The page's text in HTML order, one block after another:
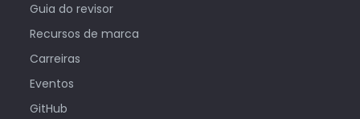
Guia do revisor
Recursos de marca
Carreiras
Eventos
GitHub